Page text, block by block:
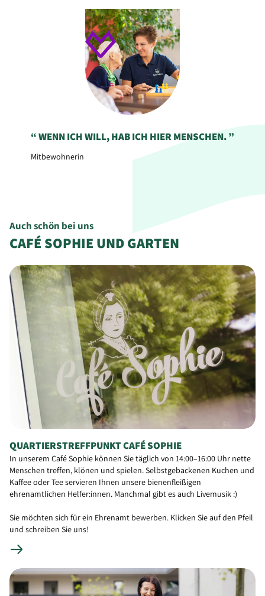
WENN ICH WILL, HAB ICH HIER MENSCHEN.
Mitbewohnerin
Auch schön bei uns
CAFÉ SOPHIE UND GARTEN
QUARTIERSTREFFPUNKT CAFÉ SOPHIE
In unserem Café Sophie können Sie täglich von 14:00–16:00 Uhr nette
Menschen treffen, klönen und spielen. Selbstgebackenen Kuchen und
Kaffee oder Tee servieren Ihnen unsere bienenfleißigen
ehrenamtlichen Helfer:innen. Manchmal gibt es auch Livemusik :)
Sie möchten sich für ein Ehrenamt bewerben. Klicken Sie auf den Pfeil
und schreiben Sie uns!